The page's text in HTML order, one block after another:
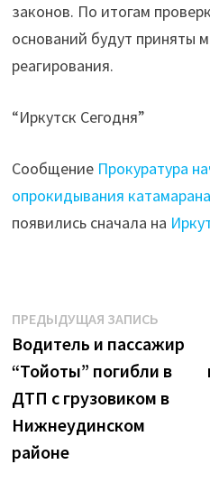
законов. По итогам
оснований будут приняты
реагирования.
“Иркутск Сегодня”
Сообщение Прокуратура
опрокидывания
появились сначала на
Навигация
по
записям
ПРЕДЫДУЩАЯ ЗАПИСЬ
запись:
Водитель и пассажир
“Тойоты” погибли в
ДТП с грузовиком в
Нижнеудинском
районе